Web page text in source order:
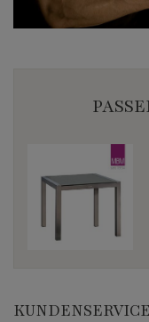
KUNDENSERVICE